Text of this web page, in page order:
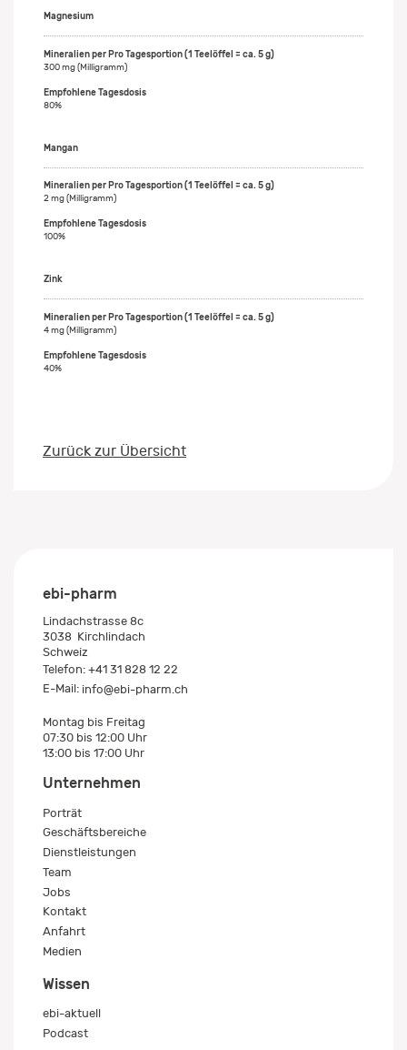
Magnesium
300 mg (Milligramm)
80%
Mangan
2 mg (Milligramm)
100%
Zink
4 mg (Milligramm)
40%
Zurück zur Übersicht
ebi-pharm
Lindachstrasse 8c
3038 Kirchlindach
Schweiz
Telefon: +41 31 828 12 22
E-Mail: info@ebi-pharm.ch
Montag bis Freitag
07:30 bis 12:00 Uhr
13:00 bis 17:00 Uhr
Unternehmen
Porträt
Geschäftsbereiche
Dienstleistungen
Team
Jobs
Kontakt
Anfahrt
Medien
Wissen
ebi-aktuell
Podcast